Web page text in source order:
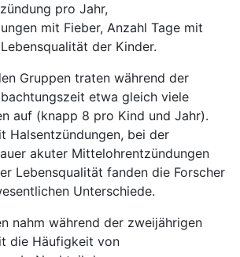
pro Jahr,
mit Fieber, Anzahl Tage mit
der Kinder.
Gruppen traten während der
etwa gleich viele
auf (knapp 8 pro Kind und Jahr).
Halsentzündungen, bei der
akuter Mittelohrentzündungen
Lebensqualität fanden die Forscher
Unterschiede.
nahm während der zweijährigen
die Häufigkeit von